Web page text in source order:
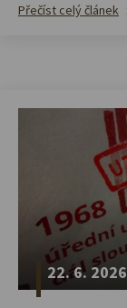
Přečíst celý článek
22. 6. 2026